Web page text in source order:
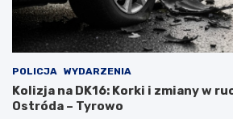
POLICJA WYDARZENIA
Kolizja na DK16: Korki i zmiany w
Ostróda – Tyrowo